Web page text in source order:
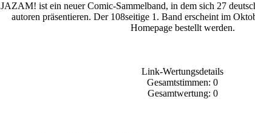
JAZAM! ist ein neuer Comic-Sammelband, in dem sich 27
autoren präsentieren. Der 108seitige 1. Band erscheint im
Homepage bestellt werden.
Link-Wertungsdetails
Gesamtstimmen: 0
Gesamtwertung: 0